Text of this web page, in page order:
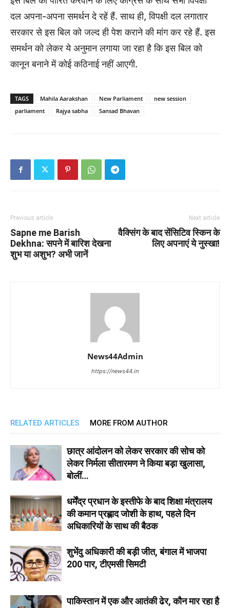
दल अपना-अपना समर्थन दे रहें हैं. साथ ही, विपक्षी दल लगातार
सरकार से इस बिल को जल्द ही पेश कराने की मांग कर रहे हैं. इस
समर्थन को लेकर ये अनुमान लगाया जा रहा है कि इस बिल को
कानून बनाने में कोई कठिनाई नहीं आएगी.
TAGS Mahila Aarakshan New Parliament
new session
parliament
Rajya sabha Sansad Bhavan
Previous article
Sapne me Barish
Dekhna: सपने में बारिश देखना
शुभ या अशुभ? अभी जानें
Next article
वैक्सिंग के बाद सेंसिटिव स्किन के
लिए अपनाएं ये नुस्खा!
News44Admin
https://news44.in
RELATED ARTICLES MORE FROM AUTHOR
छात्र आंदोलन को लेकर सरकार की सोच को
लेकर निर्मला सीतारमण ने किया बड़ा खुलासा,
बोलीं…
धर्मेंद्र प्रधान के इस्तीफे के बाद शिक्षा मंत्रालय
की कमान प्रह्लाद जोशी के हाथ, पहले दिन
अधिकारियों के साथ की बैठक
शुभेंदु अधिकारी की बड़ी जीत, बंगाल में भाजपा
200 पार, टीएमसी सिमटी
पाकिस्तान में एक और आतंकी ढेर, कौन मार रहा है